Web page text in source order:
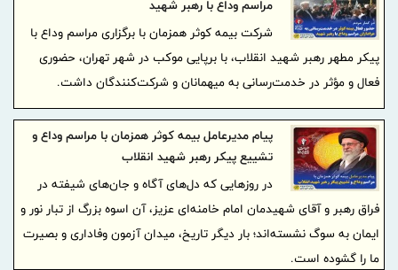
مراسم وداع با رهبر شهید
شرکت بیمه کوثر همزمان با برگزاری مراسم وداع با
پیکر مطهر رهبر شهید انقلاب، با برپایی موکب در شهر تهران، حضوری
فعال و مؤثر در خدمت‌رسانی به میهمانان و شرکت‌کنندگان داشت.
پیام مدیرعامل بیمه کوثر همزمان با مراسم وداع و
تشییع پیکر رهبر شهید انقلاب
در روزهایی که دل‌های آگاه و جان‌های شیفته در
فراق رهبر و آقای شهیدمان امام خامنه‌ای عزیز، آن اسوه‌ بزرگ از تبار نور و
ایمان به سوگ نشسته‌اند؛ بار دیگر تاریخ، میدان آزمون وفاداری و بصیرت
ما را گشوده است.